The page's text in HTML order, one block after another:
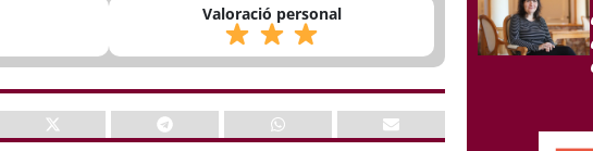
Valoració personal